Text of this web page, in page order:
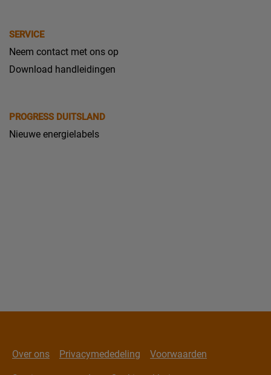
SERVICE
Neem contact met ons op
Download handleidingen
PROGRESS DUITSLAND
Nieuwe energielabels
Over ons Privacymededeling Voorwaarden